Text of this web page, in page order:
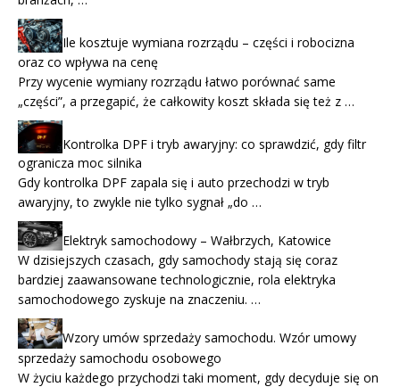
Ile kosztuje wymiana rozrządu – części i robocizna
oraz co wpływa na cenę
Przy wycenie wymiany rozrządu łatwo porównać same
„części”, a przegapić, że całkowity koszt składa się też z …
Kontrolka DPF i tryb awaryjny: co sprawdzić, gdy filtr
ogranicza moc silnika
Gdy kontrolka DPF zapala się i auto przechodzi w tryb
awaryjny, to zwykle nie tylko sygnał „do …
Elektryk samochodowy – Wałbrzych, Katowice
W dzisiejszych czasach, gdy samochody stają się coraz
bardziej zaawansowane technologicznie, rola elektryka
samochodowego zyskuje na znaczeniu. …
Wzory umów sprzedaży samochodu. Wzór umowy
sprzedaży samochodu osobowego
W życiu każdego przychodzi taki moment, gdy decyduje się on